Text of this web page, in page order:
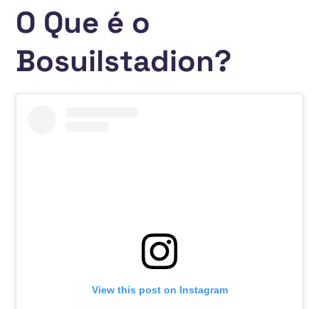
O Que é o
Bosuilstadion?
View this post on Instagram